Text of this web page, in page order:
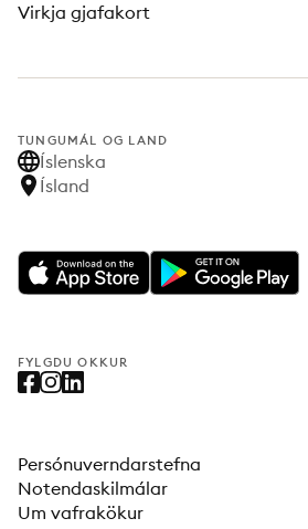
Virkja gjafakort
TUNGUMÁL OG LAND
Íslenska
Ísland
FYLGDU OKKUR
Persónuverndarstefna
Notendaskilmálar
Um vafrakökur